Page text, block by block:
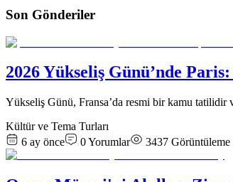
Son Gönderiler
2026 Yükseliş Günü’nde
Yükseliş Günü, Fransa’da resmi bir kamu tatilidir
Kültür ve Tema Turları
6 ay önce
0Yorumlar 3437 Görüntüleme